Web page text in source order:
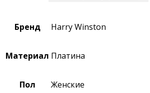
Бренд Harry Winston
Материал Платина
Пол Женские